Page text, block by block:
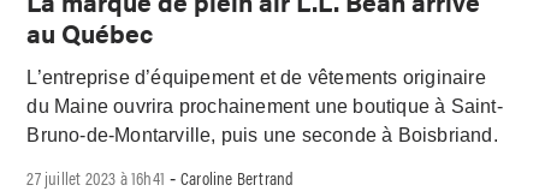
au Québec
L’entreprise d’équipement et de vêtements originaire
du Maine ouvrira prochainement une boutique à Saint-
Bruno-de-Montarville, puis une seconde à Boisbriand.
27 juillet 2023 à 16h41 -Caroline Bertrand